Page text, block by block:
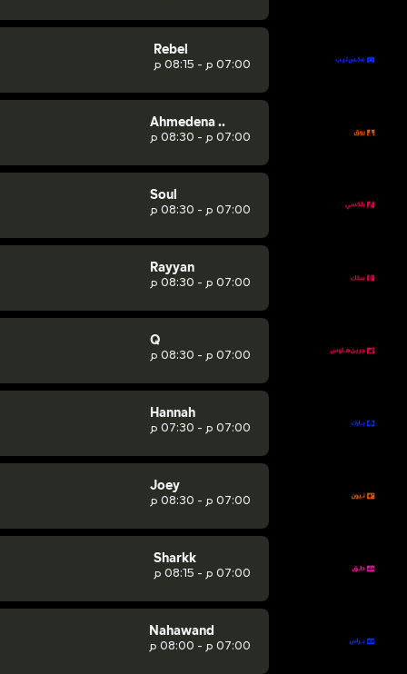
Rebel
07:00 م - 08:15 م
Ahmedena ..
07:00 م - 08:30 م
Soul
07:00 م - 08:30 م
Rayyan
07:00 م - 08:30 م
Q
07:00 م - 08:30 م
Hannah
07:00 م - 07:30 م
Joey
07:00 م - 08:30 م
Sharkk
07:00 م - 08:15 م
Nahawand
07:00 م - 08:00 م